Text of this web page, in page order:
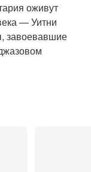
оживут
— Уитни
завоевавшие
А над залом